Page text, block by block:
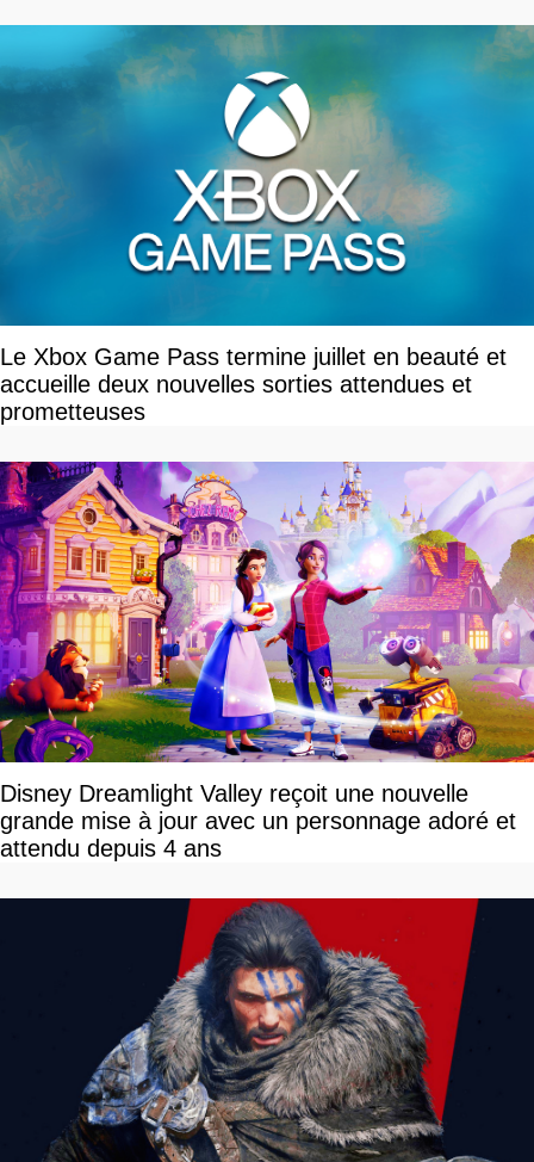
Le Xbox Game Pass termine juillet en beauté et
accueille deux nouvelles sorties attendues et
prometteuses
Disney Dreamlight Valley reçoit une nouvelle
grande mise à jour avec un personnage adoré et
attendu depuis 4 ans